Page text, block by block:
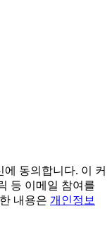
동의합니다. 이 커
등 이메일 참여를
내용은 개인정보